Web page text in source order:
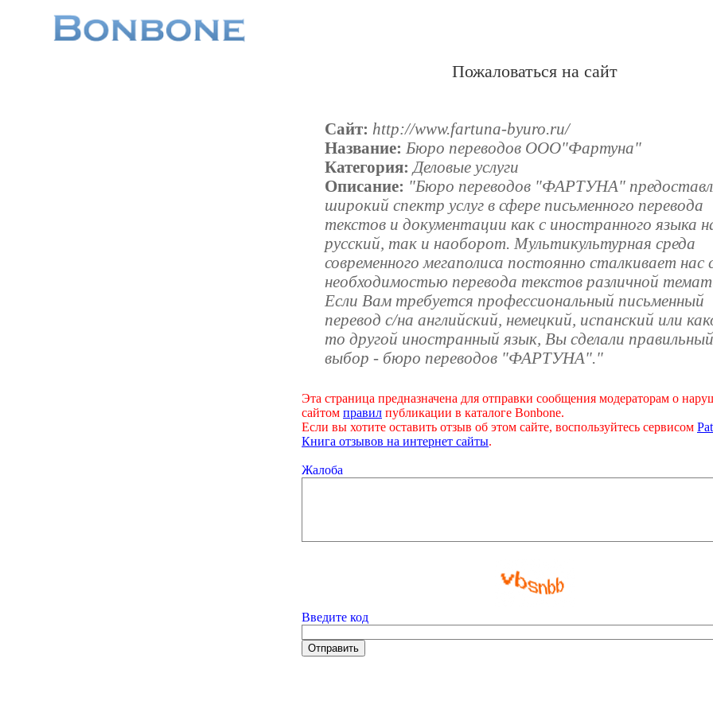
Пожаловаться на сайт
Сайт: http://www.fartuna-byuro.ru/
Название: Бюро пeрeводов ООО"Фартуна"
Категория: Деловые услуги
Описание: "Бюро переводов "ФАРТУНА"
широкий спектр услуг в сфере письменного перевода
текстов и документации как с иностранного языка
русский, так и наоборот. Мультикультурная среда
современного мегаполиса постоянно сталкивает нас
необходимостью перевода текстов различной
Если Вам требуется профессиональный письменный
перевод с/на английский, немецкий, испанский или
то другой иностранный язык, Вы сделали правильный
выбор - бюро переводов "ФАРТУНА"."
Эта страница предназначена для отправки сообщения модераторам о
сайтом правил публикации в каталоге Bonbone.
Если вы хотите оставить отзыв об этом сайте, воспользуйтесь сервисом
Книга отзывов на интернет сайты.
Жалоба
Введите код